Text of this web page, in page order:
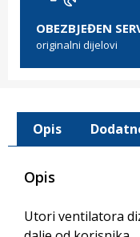
OBEZBJEĐEN
originalni dijelovi
Opis
Opis
Utori ventilatora